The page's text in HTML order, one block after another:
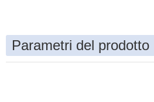
Parametri del prodotto